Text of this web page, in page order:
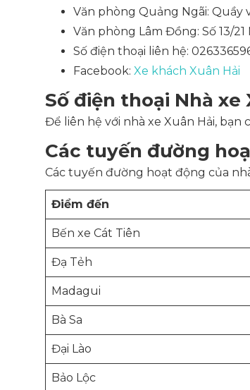
Văn phòng Quảng Ngãi: Quầy
Văn phòng Lâm Đồng: Số 13/
Số điện thoại liên hệ:
Facebook: Xe khách Xuân Hải
Số điện thoại Nhà xe
Để liên hệ với nhà xe Xuân Hải, bạn
Các tuyến đường
Các tuyến đường hoạt động của
Điểm đến
Bến xe Cát Tiên
Đạ Tẻh
Madagui
Bà Sa
Đại Lào
Bảo Lộc